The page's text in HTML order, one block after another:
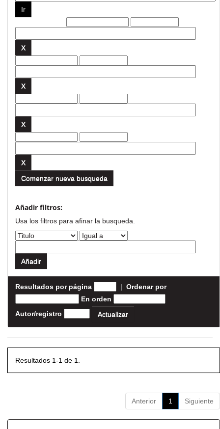
Comenzar nueva busqueda
Añadir filtros:
Usa los filtros para afinar la busqueda.
Resultados por página | Ordenar por
En orden
Autor/registro
Resultados 1-1 de 1.
Anterior 1 Siguiente